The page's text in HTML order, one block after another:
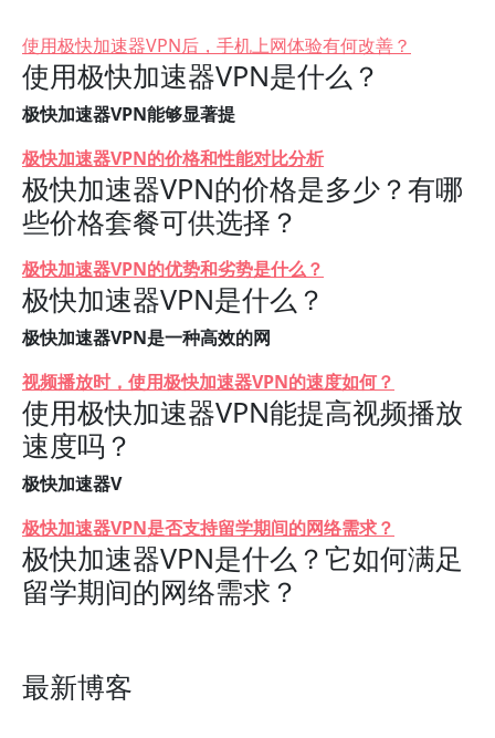
使用极快加速器VPN后，手机上网体验有何改善？
使用极快加速器VPN是什么？
极快加速器VPN能够显著提
极快加速器VPN的价格和性能对比分析
极快加速器VPN的价格是多少？有哪
些价格套餐可供选择？
极快加速器VPN的优势和劣势是什么？
极快加速器VPN是什么？
极快加速器VPN是一种高效的网
视频播放时，使用极快加速器VPN的速度如何？
使用极快加速器VPN能提高视频播放
速度吗？
极快加速器V
极快加速器VPN是否支持留学期间的网络需求？
极快加速器VPN是什么？它如何满足
留学期间的网络需求？
最新博客